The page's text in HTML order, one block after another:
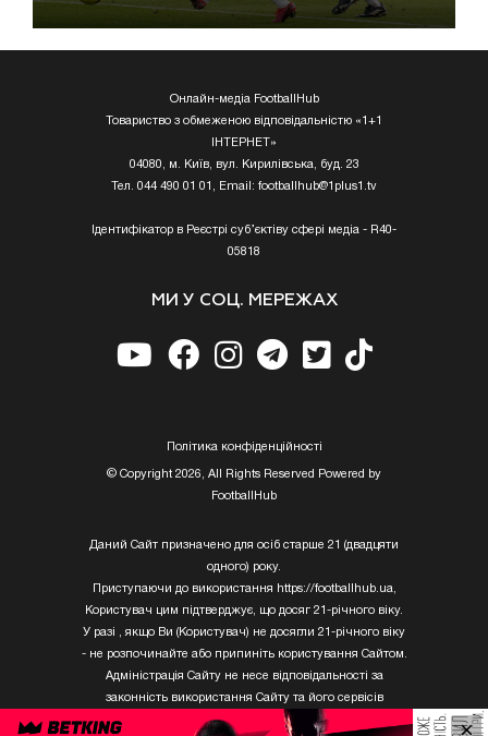
Онлайн-медіа FootballHub
Товариство з обмеженою відповідальністю «1+1
ІНТЕРНЕТ»
04080, м. Київ, вул. Кирилівська, буд. 23
Тел. 044 490 01 01, Email: footballhub@1plus1.tv
Ідентифікатор в Реєстрі суб’єктіву сфері медіа - R40-
05818
МИ У СОЦ. МЕРЕЖАХ
Полiтика конфiденцiйностi
© Copyright 2026, All Rights Reserved Powered by
FootballHub
Даний Сайт призначено для осіб старше 21 (двадцяти
одного) року.
Приступаючи до використання https://footballhub.ua,
Користувач цим підтверджує, що досяг 21-річного віку.
У разі , якщо Ви (Користувач) не досягли 21-річного віку
- не розпочинайте або припиніть користування Сайтом.
Адміністрація Сайту не несе відповідальності за
законність використання Сайту та його сервісів
Користувачем, який не досяг 21-річного віку.
×